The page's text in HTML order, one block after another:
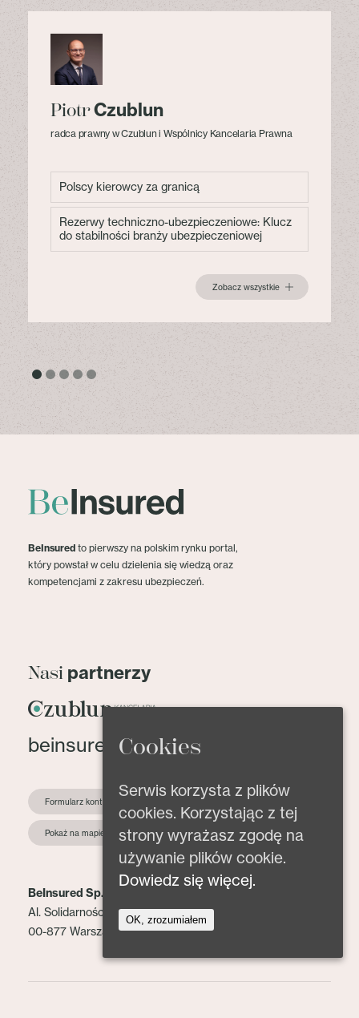
PiotrCzublun
radca prawny w Czublun i Wspólnicy Kancelaria Prawna
Polscy kierowcy za granicą
Rezerwy techniczno-ubezpieczeniowe: Klucz
do stabilności branży ubezpieczeniowej
Zobacz wszystkie
BeInsured to pierwszy na polskim rynku portal,
który powstał w celu dzielenia się wiedzą oraz
kompetencjami z zakresu ubezpieczeń.
Nasi partnerzy
beinsured@beinsured.pl
Formularz kontaktowy
Pokaż na mapie
BeInsured Sp. z o.o.
Al. Solidarności 153 lok. 2
00-877 Warszawa
Cookies
Serwis korzysta z plików
cookies. Korzystając z tej
strony wyrażasz zgodę na
używanie plików cookie.
Dowiedz się więcej.
OK, zrozumiałem